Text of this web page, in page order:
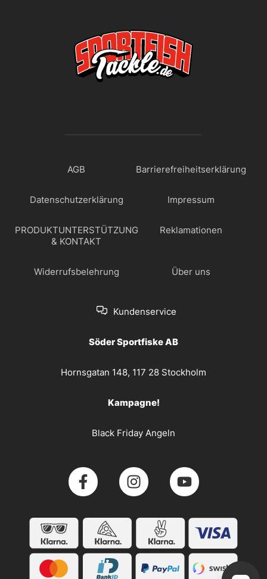
AGB Barrierefreiheitserklärung
Datenschutzerklärung Impressum
PRODUKTUNTERSTÜTZUNG
& KONTAKT
Reklamationen
Widerrufsbelehrung Über uns
Kundenservice
Söder Sportfiske AB
Hornsgatan 148, 117 28 Stockholm
Kampagne!
Black Friday Angeln